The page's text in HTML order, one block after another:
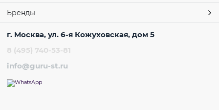
Бренды
г. Москва, ул. 6-я Кожуховская, дом 5
8 (495) 740-53-81
info@guru-st.ru